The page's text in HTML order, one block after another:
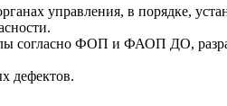
управления, в порядке,
согласно ФОП и ФАОП ДО,
дефектов.